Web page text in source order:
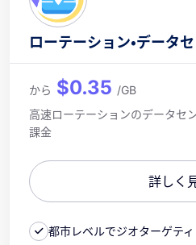
ローテーション・データ
から $0.35 /GB
高速ローテーションのデータセ
課金
詳しく
都市レベルでジオターゲテ